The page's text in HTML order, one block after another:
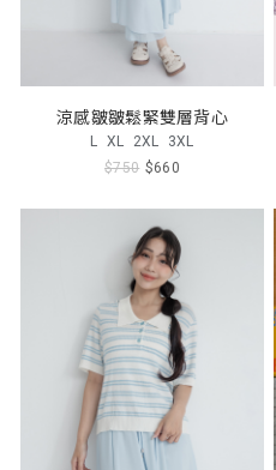
涼感皺皺鬆緊雙層背心
L XL 2XL 3XL
$750 $660